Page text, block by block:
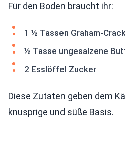
Für den Boden braucht ihr:
1 ½ Tassen Graham-
½ Tasse ungesalzene
2 Esslöffel Zucker
Diese Zutaten geben dem
knusprige und süße Basis.